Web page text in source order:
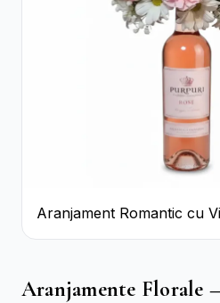
Aranjament Romantic cu
Flori pastel
Aranjamente Florale